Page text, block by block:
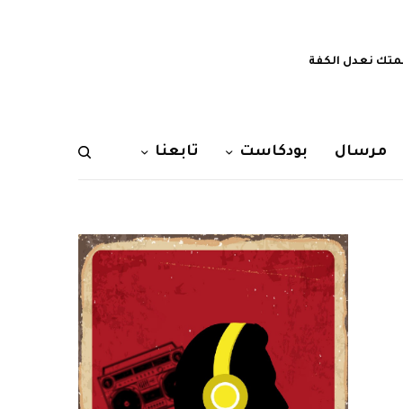
نعدل الكفة
مرسال بودكاست تابعنا